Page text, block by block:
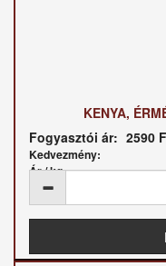
KENYA,
Fogyasztói ár: 2590
Kedvezmény:
Ár / kg: